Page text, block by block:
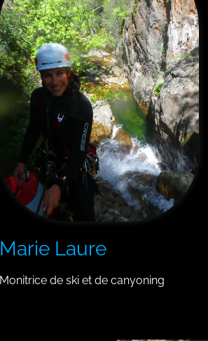
Marie Laure
Monitrice de ski et de canyoning